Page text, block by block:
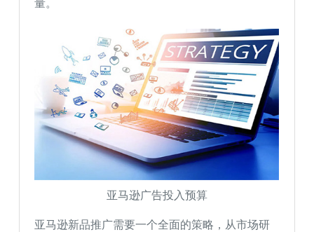
量。
亚马逊广告投入预算
亚马逊新品推广需要一个全面的策略，从市场研